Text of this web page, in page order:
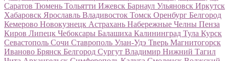
Саратов Тюмень Тольятти Ижевск Барнаул Ульяновск Иркутск
Хабаровск Ярославль Владивосток Томск Оренбург Белгород
Кемерово Новокузнецк Астрахань Набережные Челны Пенза
Киров Липецк Чебоксары Балашиха Калининград Тула Курск
Севастополь Сочи Ставрополь Улан-Удэ Тверь Магнитогорск
Иваново Брянск Белгород Сургут Владимир Нижний Тагил